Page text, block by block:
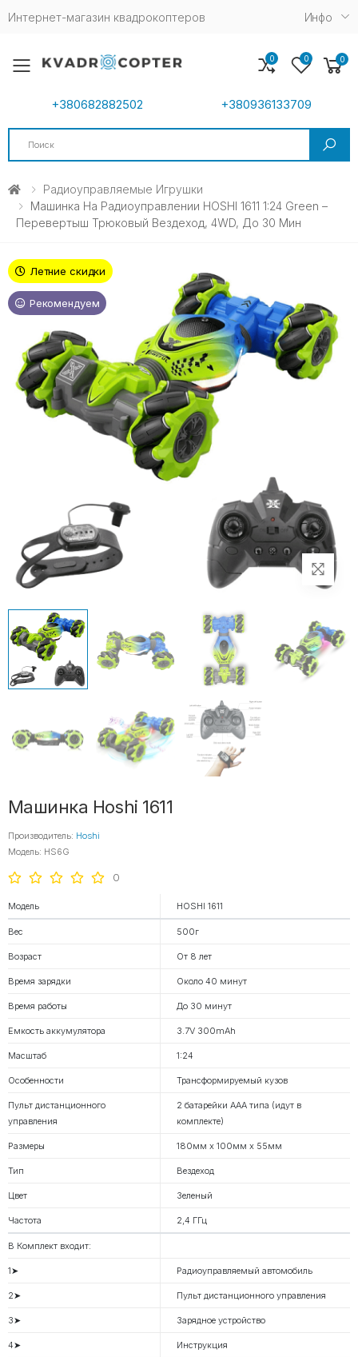
Интернет-магазин квадрокоптеров Инфо
Toggle mobile menu
+380682882502 +380936133709
Search
0 0 0
Радиоуправляемые Игрушки
Машинка На Радиоуправлении HOSHI 1611 1:24 Green –
Перевертыш Трюковый Вездеход, 4WD, До 30 Мин
Летние скидки
Рекомендуем
Машинка Hoshi 1611
Производитель: Hoshi
Модель: HS6G
0
Модель HOSHI 1611
Вес 500г
Возраст От 8 лет
Время зарядки Около 40 минут
Время работы До 30 минут
Емкость аккумулятора 3.7V 300mAh
Масштаб 1:24
Особенности Трансформируемый кузов
Пульт дистанционного
управления
2 батарейки ААА типа (идут в
комплекте)
Размеры 180мм х 100мм х 55мм
Тип Вездеход
Цвет Зеленый
Частота 2,4 ГГц
В Комплект входит:
1➤ Радиоуправляемый автомобиль
2➤ Пульт дистанционного управления
3➤ Зарядное устройство
4➤ Инструкция